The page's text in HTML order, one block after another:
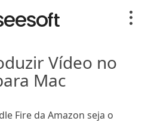
Vídeo no
Mac
Fire da Amazon seja o